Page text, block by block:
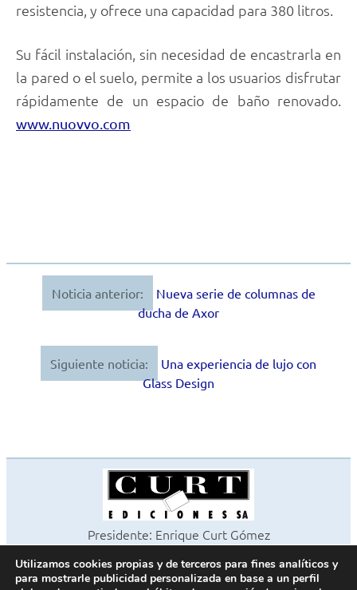
resistencia, y ofrece una capacidad para 380 litros.
Su fácil instalación, sin necesidad de encastrarla en
la pared o el suelo, permite a los usuarios disfrutar
rápidamente de un espacio de baño renovado.
www.nuovvo.com
Navegación
entradas
Noticia anterior:
Nueva serie de columnas de
ducha de Axor
Siguiente noticia:
Una experiencia de lujo con
Glass Design
Presidente: Enrique Curt Gómez
©2026 Revista Cocinas y Baños
Utilizamos cookies propias y de terceros para fines analíticos y
para mostrarle publicidad personalizada en base a un perfil